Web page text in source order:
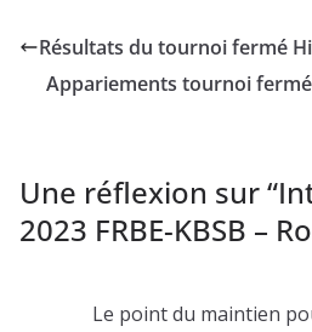
Résultats du tournoi fermé
Appariements tournoi fermé
Une réflexion sur “
2023 FRBE-KBSB –
Le point du maintien